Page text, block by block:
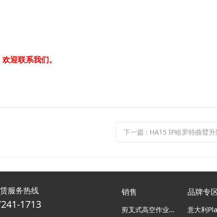
迎联系我们。
下一篇 : HA15 IP哈罗特曲臂
服务热线
1713
销售
剪叉式高空作业平台
品牌专